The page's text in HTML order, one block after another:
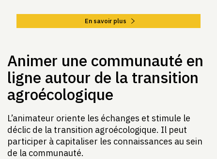
En savoir plus
Animer une communauté en
ligne autour de la transition
agroécologique
L’animateur oriente les échanges et stimule le
déclic de la transition agroécologique. Il peut
participer à capitaliser les connaissances au sein
de la communauté.